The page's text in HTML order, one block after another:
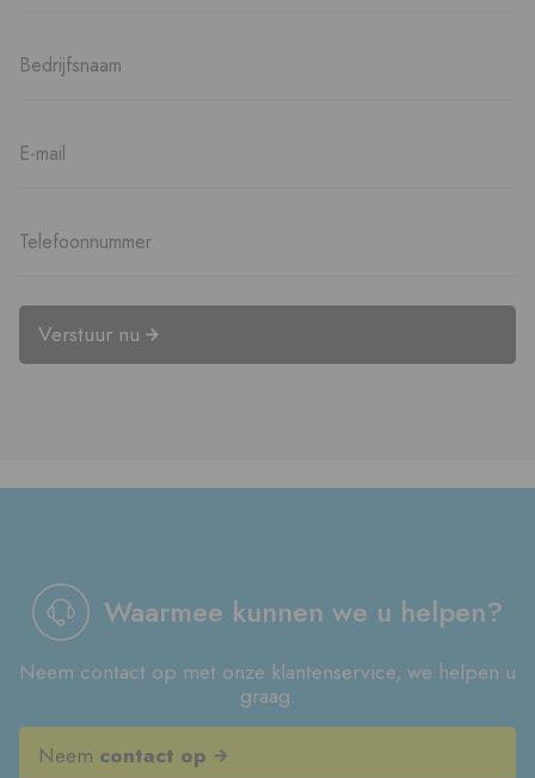
Verstuur nu
Waarmee kunnen we u helpen?
Neem contact op met onze klantenservice, we helpen u
graag.
Neem contact op